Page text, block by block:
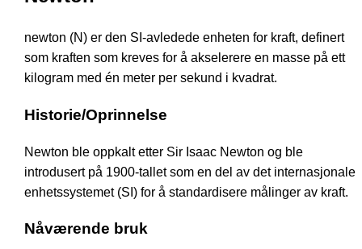
newton (N) er den SI-avledede enheten for kraft, definert
som kraften som kreves for å akselerere en masse på ett
kilogram med én meter per sekund i kvadrat.
Historie/Oprinnelse
Newton ble oppkalt etter Sir Isaac Newton og ble
introdusert på 1900-tallet som en del av det internasjonale
enhetssystemet (SI) for å standardisere målinger av kraft.
Nåværende bruk